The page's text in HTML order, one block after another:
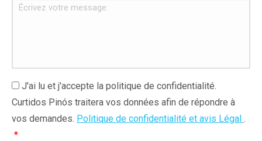
Écrivez
J'ai
lu
et
j'accepte
J'ai lu et j'accepte la politique de confidentialité.
Curtidos Pinós traitera vos données afin de répondre à
vos demandes. Politique de confidentialité et avis Légal .
*